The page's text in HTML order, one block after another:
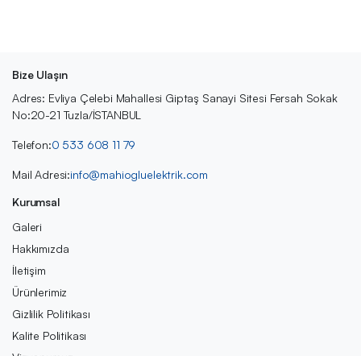
Bize Ulaşın
Adres: Evliya Çelebi Mahallesi Giptaş Sanayi Sitesi Fersah Sokak
No:20-21 Tuzla/İSTANBUL
Telefon:0 533 608 11 79
Mail Adresi:info@mahiogluelektrik.com
Kurumsal
Galeri
Hakkımızda
İletişim
Ürünlerimiz
Gizlilik Politikası
Kalite Politikası